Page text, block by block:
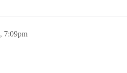
7:09pm